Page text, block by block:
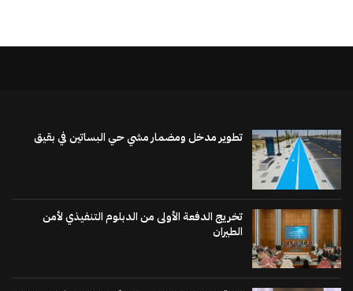
تطوير مدخل ومضمار مشي حي البساتين في بقيق
تخريج الدفعة الأولى من الدبلوم التنفيذي لأمن
الطيران